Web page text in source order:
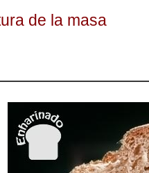
de la masa